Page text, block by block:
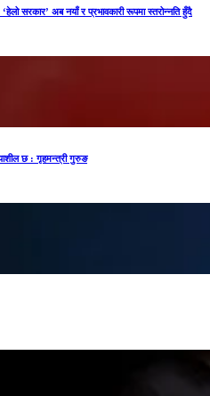
सरकार’ अब नयाँ र प्रभावकारी रूपमा स्तरोन्नति हुँदै
छ : गृहमन्त्री गुरुङ